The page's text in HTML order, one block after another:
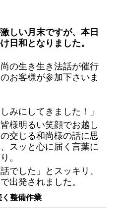
しい月末ですが、本日
日和となりました。
の生き生き法話が催行
お客様が参加下さいま
みにしてきました！」
様明るい笑顔でお越し
交じる和尚様の話に思
スッと心に届く言葉に
。
でした」とスッキリ、
出発されました。
く整備作業